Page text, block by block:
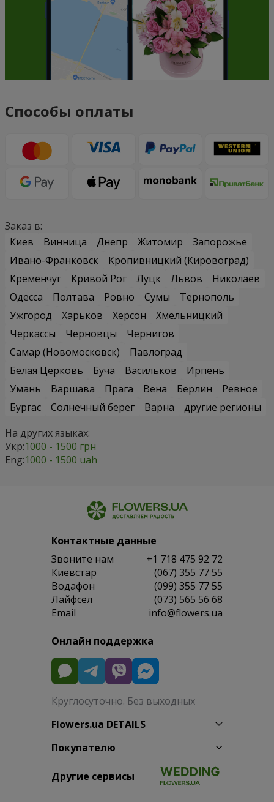
Способы оплаты
Заказ в:
Киев
Винница Днепр Житомир
Запорожье
Ивано-Франковск
Кропивницкий (Кировоград)
Кременчуг
Кривой Рог Луцк Львов
Николаев
Одесса
Полтава Ровно Сумы
Тернополь
Ужгород
Харьков Херсон
Хмельницкий
Черкассы
Черновцы
Чернигов
Самар (Новомосковск)
Павлоград
Белая Церковь
Буча Васильков
Ирпень
Умань
Варшава Прага Вена Берлин
Ревное
Бургас
Солнечный берег Варна
другие регионы
На других языках:
Укр:1000 - 1500 грн
Eng:1000 - 1500 uah
Контактные данные
Звоните нам
+1 718 475 92 72
Киевстар
(067) 355 77 55
Водафон
(099) 355 77 55
Лайфсел
(073) 565 56 68
Email
info@flowers.ua
Онлайн поддержка
Круглосуточно. Без выходных
Flowers.ua DETAILS
Покупателю
Другие сервисы